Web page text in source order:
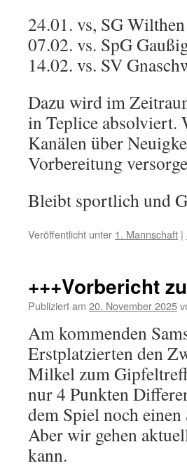
24.01. vs, SG
07.02. vs. SpG
14.02. vs. SV
Dazu wird im
in Teplice absolviert.
Kanälen über
Vorbereitung
Bleibt sportlich und
Veröffentlicht unter 1. Mannschaft |
+++Vorbericht
Publiziert am 20. November 2025
Am kommenden
Erstplatzierten den
Milkel zum
nur 4 Punkten
dem Spiel noch
Aber wir gehen
kann.